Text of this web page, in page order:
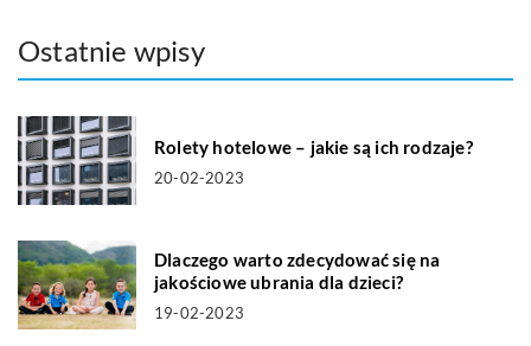
Ostatnie wpisy
Rolety hotelowe – jakie są ich rodzaje?
20-02-2023
Dlaczego warto zdecydować się na
jakościowe ubrania dla dzieci?
19-02-2023